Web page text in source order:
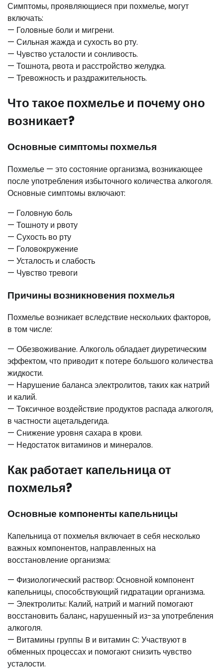
Симптомы, проявляющиеся при похмелье, могут
включать:
— Головные боли и мигрени.
— Сильная жажда и сухость во рту.
— Чувство усталости и сонливость.
— Тошнота, рвота и расстройство желудка.
— Тревожность и раздражительность.
Что такое похмелье и почему оно
возникает?
Основные симптомы похмелья
Похмелье — это состояние организма, возникающее
после употребления избыточного количества алкоголя.
Основные симптомы включают:
— Головную боль
— Тошноту и рвоту
— Сухость во рту
— Головокружение
— Усталость и слабость
— Чувство тревоги
Причины возникновения похмелья
Похмелье возникает вследствие нескольких факторов,
в том числе:
— Обезвоживание. Алкоголь обладает диуретическим
эффектом, что приводит к потере большого количества
жидкости.
— Нарушение баланса электролитов, таких как натрий
и калий.
— Токсичное воздействие продуктов распада алкоголя,
в частности ацетальдегида.
— Снижение уровня сахара в крови.
— Недостаток витаминов и минералов.
Как работает капельница от
похмелья?
Основные компоненты капельницы
Капельница от похмелья включает в себя несколько
важных компонентов, направленных на
восстановление организма:
— Физиологический раствор: Основной компонент
капельницы, способствующий гидратации организма.
— Электролиты: Калий, натрий и магний помогают
восстановить баланс, нарушенный из-за употребления
алкоголя.
— Витамины группы B и витамин C: Участвуют в
обменных процессах и помогают снизить чувство
усталости.